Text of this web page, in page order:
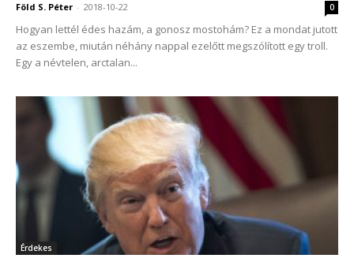
Föld S. Péter - 2018-10-22 0
Hogyan lettél édes hazám, a gonosz mostohám? Ez a mondat jutott
az eszembe, miután néhány nappal ezelőtt megszólított egy troll.
Egy a névtelen, arctalan...
Érdekes